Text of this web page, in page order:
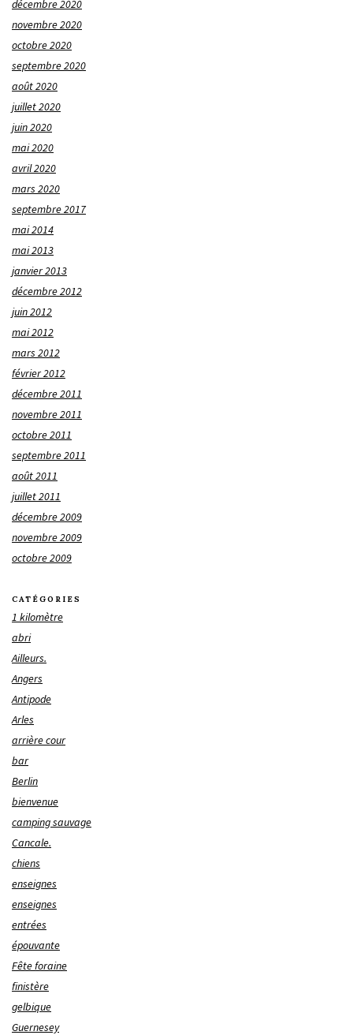
décembre 2020
novembre 2020
octobre 2020
septembre 2020
août 2020
juillet 2020
juin 2020
mai 2020
avril 2020
mars 2020
septembre 2017
mai 2014
mai 2013
janvier 2013
décembre 2012
juin 2012
mai 2012
mars 2012
février 2012
décembre 2011
novembre 2011
octobre 2011
septembre 2011
août 2011
juillet 2011
décembre 2009
novembre 2009
octobre 2009
CATÉGORIES
1 kilomètre
abri
Ailleurs.
Angers
Antipode
Arles
arrière cour
bar
Berlin
bienvenue
camping sauvage
Cancale.
chiens
enseignes
enseignes
entrées
épouvante
Fête foraine
finistère
gelbique
Guernesey